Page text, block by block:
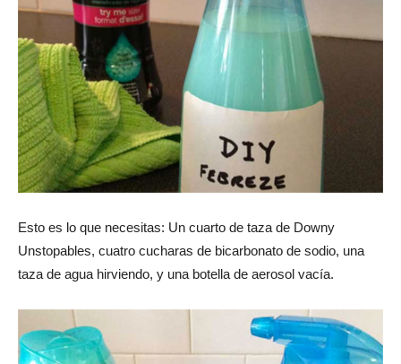
Esto es lo que necesitas: Un cuarto de taza de Downy
Unstopables, cuatro cucharas de bicarbonato de sodio, una
taza de agua hirviendo, y una botella de aerosol vacía.